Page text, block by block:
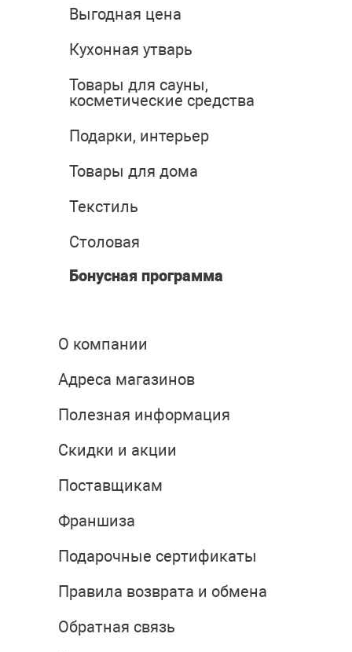
Выгодная цена
Кухонная утварь
Товары для сауны,
косметические средства
Подарки, интерьер
Товары для дома
Текстиль
Столовая
Бонусная программа
О компании
Адреса магазинов
Полезная информация
Скидки и акции
Поставщикам
Франшиза
Подарочные сертификаты
Правила возврата и обмена
Обратная связь